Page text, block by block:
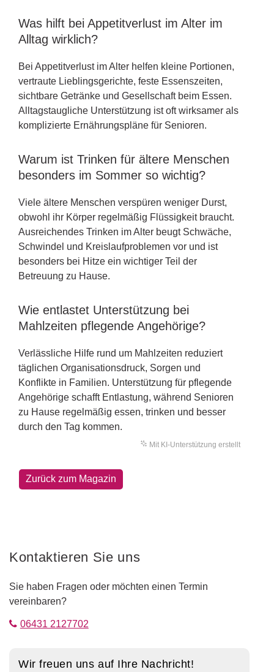
Was hilft bei Appetitverlust im Alter im
Alltag wirklich?
Bei Appetitverlust im Alter helfen kleine Portionen,
vertraute Lieblingsgerichte, feste Essenszeiten,
sichtbare Getränke und Gesellschaft beim Essen.
Alltagstaugliche Unterstützung ist oft wirksamer als
komplizierte Ernährungspläne für Senioren.
Warum ist Trinken für ältere Menschen
besonders im Sommer so wichtig?
Viele ältere Menschen verspüren weniger Durst,
obwohl ihr Körper regelmäßig Flüssigkeit braucht.
Ausreichendes Trinken im Alter beugt Schwäche,
Schwindel und Kreislaufproblemen vor und ist
besonders bei Hitze ein wichtiger Teil der
Betreuung zu Hause.
Wie entlastet Unterstützung bei
Mahlzeiten pflegende Angehörige?
Verlässliche Hilfe rund um Mahlzeiten reduziert
täglichen Organisationsdruck, Sorgen und
Konflikte in Familien. Unterstützung für pflegende
Angehörige schafft Entlastung, während Senioren
zu Hause regelmäßig essen, trinken und besser
durch den Tag kommen.
Mit KI-Unterstützung erstellt
Zurück zum Magazin
Kontaktieren Sie uns
Sie haben Fragen oder möchten einen Termin
vereinbaren?
06431 2127702
Wir freuen uns auf Ihre Nachricht!